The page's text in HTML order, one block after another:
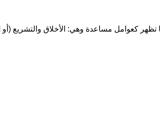
تظهر كعوامل مساعدة وهي: الأخلاق والتشريع